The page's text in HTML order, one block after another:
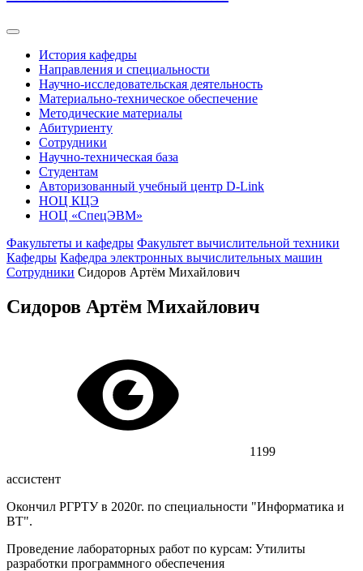
История кафедры
Направления и специальности
Научно-исследовательская деятельность
Материально-техническое обеспечение
Методические материалы
Абитуриенту
Сотрудники
Научно-техническая база
Студентам
Авторизованный учебный центр D-Link
НОЦ КЦЭ
НОЦ «СпецЭВМ»
Факультеты и кафедры Факультет вычислительной техники
Кафедры Кафедра электронных вычислительных машин
Сотрудники Сидоров Артём Михайлович
Сидоров Артём Михайлович
1199
ассистент
Окончил РГРТУ в 2020г. по специальности "Информатика и
ВТ".
Проведение лабораторных работ по курсам: Утилиты
разработки программного обеспечения